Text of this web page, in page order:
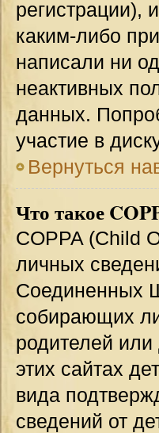
регистрации),
каким-либо
написали ни
неактивных
данных.
участие в
Вернуться
Что такое
COPPA (Child
личных
Соединенных
собирающих
родителей или
этих сайтах
вида
сведений от